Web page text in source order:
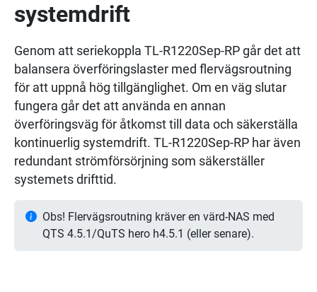
systemdrift
Genom att seriekoppla TL-R1220Sep-RP går det att
balansera överföringslaster med flervägsroutning
för att uppnå hög tillgänglighet. Om en väg slutar
fungera går det att använda en annan
överföringsväg för åtkomst till data och säkerställa
kontinuerlig systemdrift. TL-R1220Sep-RP har även
redundant strömförsörjning som säkerställer
systemets drifttid.
Obs! Flervägsroutning kräver en värd-NAS med
QTS 4.5.1/QuTS hero h4.5.1 (eller senare).